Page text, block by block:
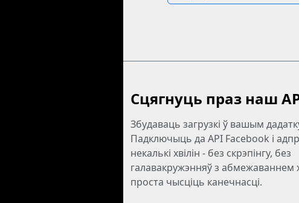
Сцягнуць праз наш
Збудаваць загрузкі ў вашым
Падключыць да API Facebook і
некалькі хвілін - без скрэпінгу, без
галавакружэнняў з абмежаваннем
проста чысціць канечнасці.